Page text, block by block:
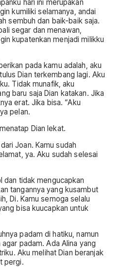
hari ini merupakan
kumiliki selamanya, andai
sembuh dan baik-baik saja.
segar dan menawan,
kupatenkan menjadi milikku
pada kamu adalah, aku
Dian terkembang lagi. Aku
Tidak munafik, aku
baru saja Dian katakan. Jika
erat. Jika bisa. “Aku
pelan.
Dian lekat.
Joan. Kamu sudah
ya. Aku sudah selesai
dan tidak mengucapkan
tangannya yang kusambut
Di. Kamu semoga selalu
bisa kuucapkan untuk
padam di hatiku, namun
padam. Ada Alina yang
Aku melihat Dian beranjak
pergi.